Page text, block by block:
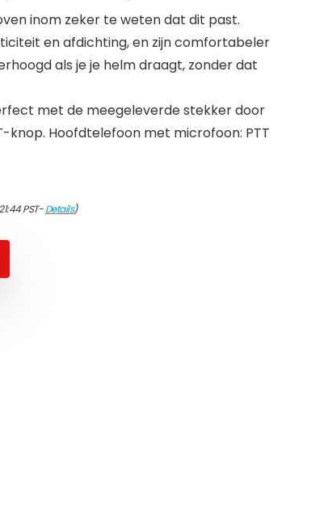
inom zeker te weten dat dit past.
en afdichting, en zijn comfortabeler
als je je helm draagt, zonder dat
met de meegeleverde stekker door
knop. Hoofdtelefoon met microfoon: PTT
PST-Details)